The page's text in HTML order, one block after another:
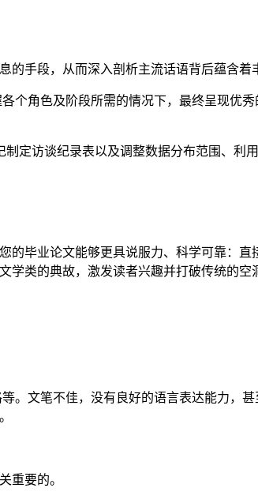
手段，从而深入剖析主流话语背后蕴含着
个角色及阶段所需的情况下，最终呈现优秀
制定访谈纪录表以及调整数据分布范围、
毕业论文能够更具说服力、科学可靠：
类的典故，激发读者兴趣并打破传统的空
文笔不佳，没有良好的语言表达能力，
重要的。